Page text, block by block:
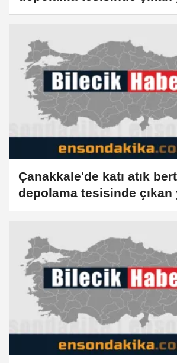
kontrol altına alındı
Çanakkale'de katı atık
depolama tesisinde çıkan
müdahale ediliyor